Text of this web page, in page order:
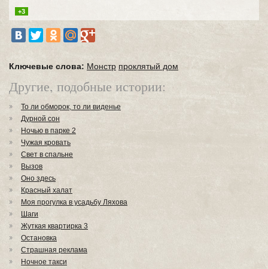
+3
Ключевые слова: Монстр проклятый дом
Другие, подобные истории:
То ли обморок, то ли виденье
Дурной сон
Ночью в парке 2
Чужая кровать
Свет в спальне
Вызов
Оно здесь
Красный халат
Моя прогулка в усадьбу Ляхова
Шаги
Жуткая квартирка 3
Остановка
Страшная реклама
Ночное такси